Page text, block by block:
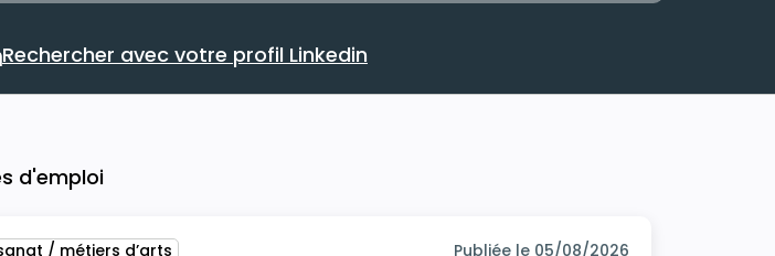
votre CV Rechercher avec votre profil Linkedin
Rechercher avec votre profil Linkedin
d'emploi
/ métiers d’arts Publiée le 05/08/2026